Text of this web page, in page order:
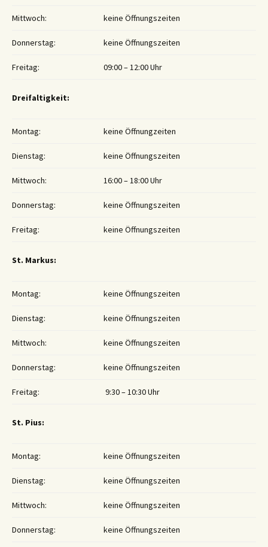
Mittwoch: keine Öffnungszeiten
Donnerstag: keine Öffnungszeiten
Freitag: 09:00 – 12:00 Uhr
Dreifaltigkeit:
Montag: keine Öffnungzeiten
Dienstag: keine Öffnungszeiten
Mittwoch: 16:00 – 18:00 Uhr
Donnerstag: keine Öffnungszeiten
Freitag: keine Öffnungszeiten
St. Markus:
Montag: keine Öffnungszeiten
Dienstag: keine Öffnungszeiten
Mittwoch: keine Öffnungszeiten
Donnerstag: keine Öffnungszeiten
Freitag: 9:30 – 10:30 Uhr
St. Pius:
Montag: keine Öffnungszeiten
Dienstag: keine Öffnungszeiten
Mittwoch: keine Öffnungszeiten
Donnerstag: keine Öffnungszeiten